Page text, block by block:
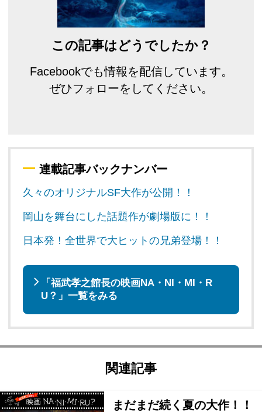
この記事はどうでしたか？
Facebookでも情報を配信しています。
ぜひフォローをしてください。
連載記事バックナンバー
久々のオリジナルSF大作が公開！！
岡山を舞台にした話題作が劇場版に！！
日本発！全世界で大ヒットの兄弟登場！！
「福武孝之館長の映画NA・NI・MI・R
U？」一覧をみる
関連記事
まだまだ続く夏の大作！！